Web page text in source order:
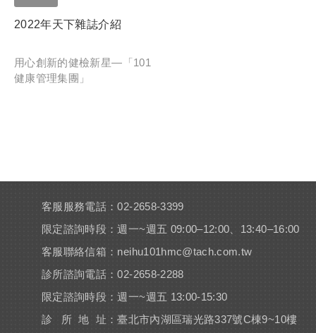
2022年天下雜誌介紹
用心創新的健檢新星—「101
健康管理集團」
客服服務電話：02-2658-3399
限定諮詢時段：週一~週五 09:00–12:00、13:40–16:00
客服聯絡信箱： neihu101hmc@tach.com.tw
診所諮詢電話：02-2658-2288
限定諮詢時段：週一~週五 13:00-15:30
診 所 地 址：臺北市內湖區瑞光路337號C棟9~10樓